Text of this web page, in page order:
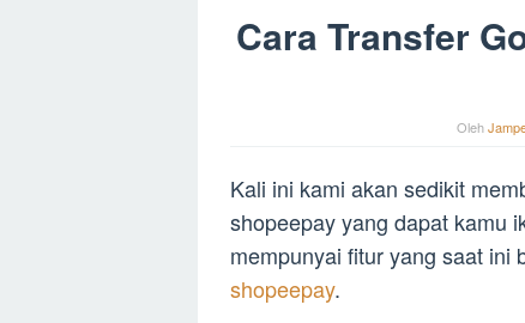
Cara Transfer
Oleh
Kali ini kami akan sedikit
shopeepay yang dapat kamu
mempunyai fitur yang saat ini
shopeepay.